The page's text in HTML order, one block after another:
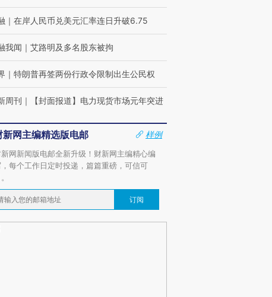
｜ 在岸人民币兑美元汇率连日升破6.75
我闻 ｜ 艾路明及多名股东被拘
｜ 特朗普再签两份行政令限制出生公民权
周刊 ｜ 【封面报道】电力现货市场元年突进
新网主编精选版电邮
样例
新网新闻版电邮全新升级！财新网主编精心编
每个工作日定时投递，篇篇重磅，可信可
订阅